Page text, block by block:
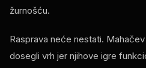
žurnošću.
Rasprava neće nestati.
dosegli vrh jer njihove igre